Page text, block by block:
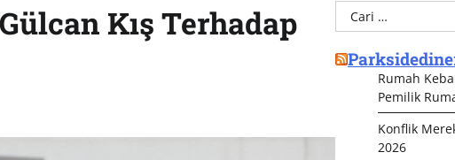
Kış Terhadap
Cari
untuk:
Rumah
Pemilik
Konflik
2026